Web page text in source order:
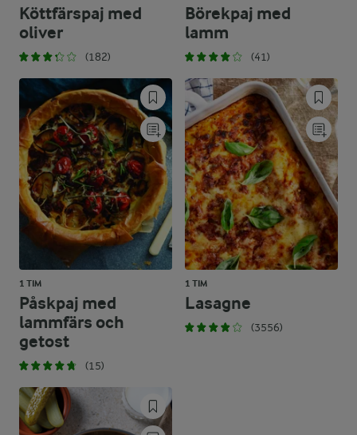
Köttfärspaj med
oliver
(182)
Börekpaj med
lamm
(41)
1 TIM
Påskpaj med
lammfärs och
getost
(15)
1 TIM
Lasagne
(3556)